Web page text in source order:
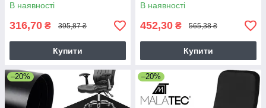
В наявності
316,70 ₴ 395,87 ₴
Купити
В наявності
452,30 ₴ 565,38 ₴
Купити
–20% –20%